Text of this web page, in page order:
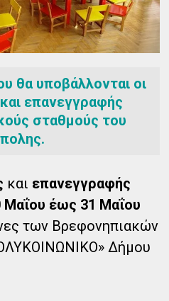
θα υποβάλλονται οι
επανεγγραφής
σταθμούς του
και επανεγγραφής
Μαΐου έως 31 Μαΐου
των Βρεφονηπιακών
Δήμου